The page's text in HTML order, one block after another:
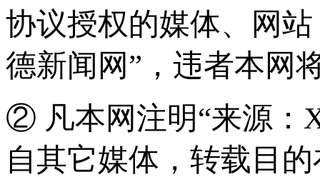
协议授权的媒体、网
德新闻网”，违者本网
② 凡本网注明“来源：
自其它媒体，转载目